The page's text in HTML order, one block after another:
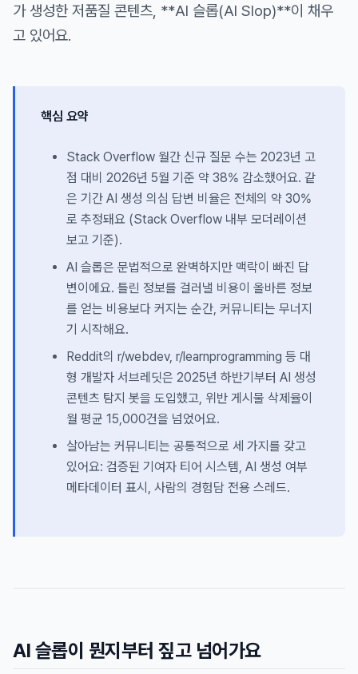
가 생성한 저품질 콘텐츠, **AI 슬롭(AI Slop)**이 채우
고 있어요.
핵심 요약
Stack Overflow 월간 신규 질문 수는 2023년 고
점 대비 2026년 5월 기준 약 38% 감소했어요. 같
은 기간 AI 생성 의심 답변 비율은 전체의 약 30%
로 추정돼요 (Stack Overflow 내부 모더레이션
보고 기준).
AI 슬롭은 문법적으로 완벽하지만 맥락이 빠진 답
변이에요. 틀린 정보를 걸러낼 비용이 올바른 정보
를 얻는 비용보다 커지는 순간, 커뮤니티는 무너지
기 시작해요.
Reddit의 r/webdev, r/learnprogramming 등 대
형 개발자 서브레딧은 2025년 하반기부터 AI 생성
콘텐츠 탐지 봇을 도입했고, 위반 게시물 삭제율이
월 평균 15,000건을 넘었어요.
살아남는 커뮤니티는 공통적으로 세 가지를 갖고
있어요: 검증된 기여자 티어 시스템, AI 생성 여부
메타데이터 표시, 사람의 경험담 전용 스레드.
AI 슬롭이 뭔지부터 짚고 넘어가요